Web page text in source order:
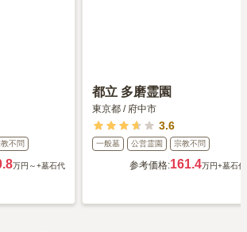
不問
万円～+墓石代
都立 多磨霊園
東京都 / 府中市
3.6
一般墓 公営霊園 宗教不問
参考価格:161.4万円+墓石代